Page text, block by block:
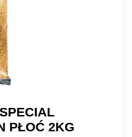
PŁOĆ 2KG